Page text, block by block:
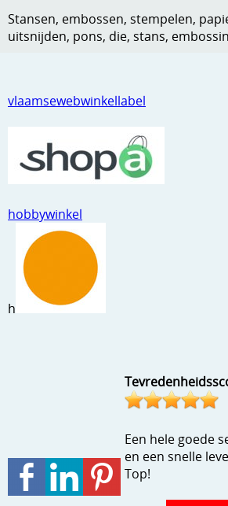
Kneedmateriaal
Netjes opbergen
Papier en karton
Ponsen
Ribbelaar
Snijmaterialen
Speciaal papier
Template, mask, stencils, grids
vlaamsewebwinkellabel
hobbywinkel
h
Een hele goede
en een snelle
Top!
Stansen, embossen, stempelen,
uitsnijden, pons, die, stans,